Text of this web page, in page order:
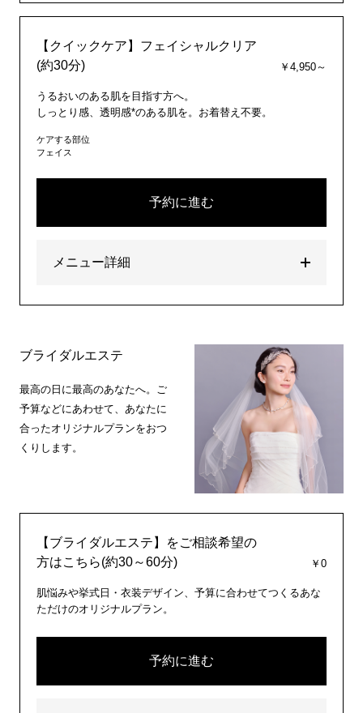
【クイックケア】フェイシャルクリア
(約30分)
￥4,950～
うるおいのある肌を目指す方へ。
しっとり感、透明感*のある肌を。お着替え不要。
ケアする部位
フェイス
予約に進む
メニュー詳細
ブライダルエステ
最高の日に最高のあなたへ。ご
予算などにあわせて、あなたに
合ったオリジナルプランをおつ
くりします。
【ブライダルエステ】をご相談希望の
方はこちら(約30～60分)
￥0
肌悩みや挙式日・衣装デザイン、予算に合わせてつくるあな
ただけのオリジナルプラン。
予約に進む